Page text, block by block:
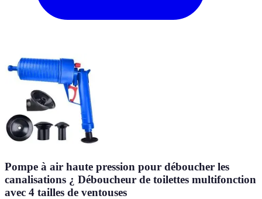
Pompe à air haute pression pour déboucher les
canalisations ¿ Déboucheur de toilettes multifonction
avec 4 tailles de ventouses